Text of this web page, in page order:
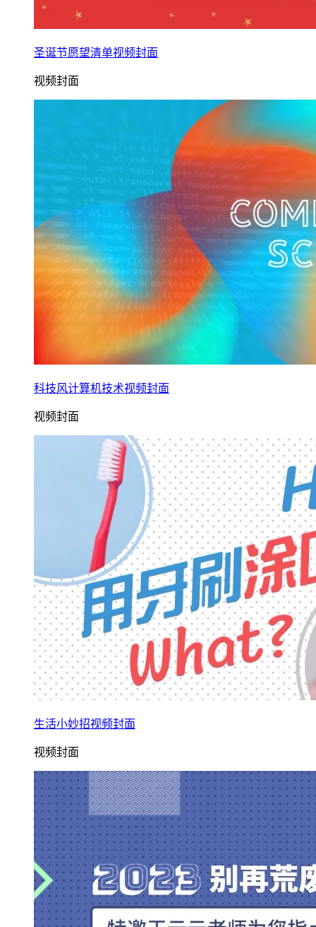
圣诞节愿望清单视频封面
视频封面
科技风计算机技术视频封面
视频封面
生活小妙招视频封面
视频封面